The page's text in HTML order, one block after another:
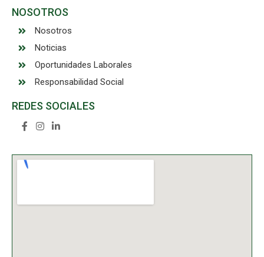
NOSOTROS
Nosotros
Noticias
Oportunidades Laborales
Responsabilidad Social
REDES SOCIALES